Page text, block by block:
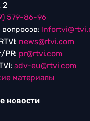
2
579-86-96
news@rtvi.com
PR: pr@rtvi.com
adv-eu@rtvi.com
материалы
новости